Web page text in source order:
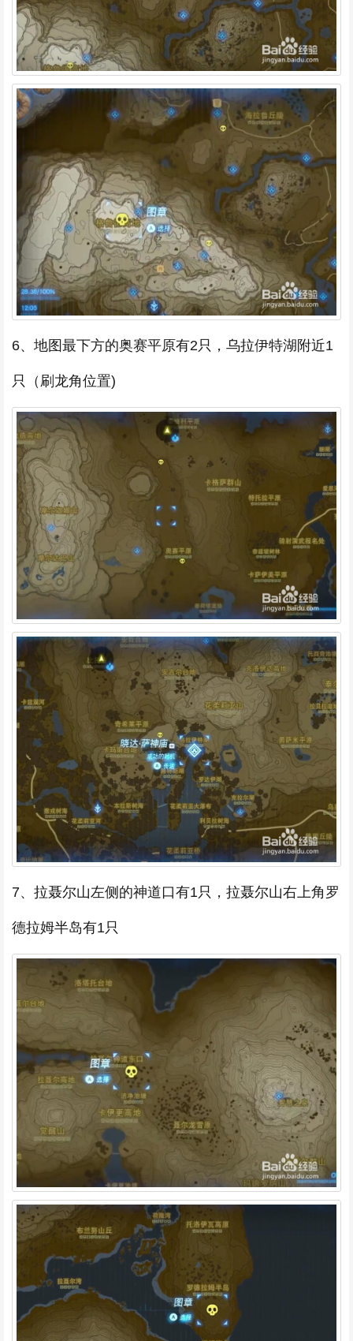
6、地图最下方的奥赛平原有2只，乌拉伊特湖附近1
只（刷龙角位置)
7、拉聂尔山左侧的神道口有1只，拉聂尔山右上角罗
德拉姆半岛有1只